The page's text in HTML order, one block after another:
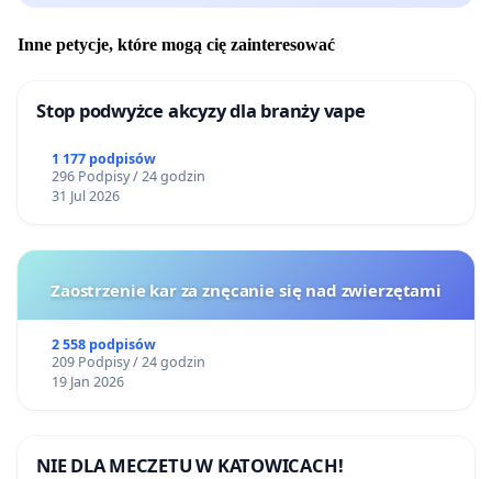
Inne petycje, które mogą cię zainteresować
Stop podwyżce akcyzy dla branży vape
1 177 podpisów
296 Podpisy / 24 godzin
31 Jul 2026
Zaostrzenie kar za znęcanie się nad zwierzętami
2 558 podpisów
209 Podpisy / 24 godzin
19 Jan 2026
NIE DLA MECZETU W KATOWICACH!